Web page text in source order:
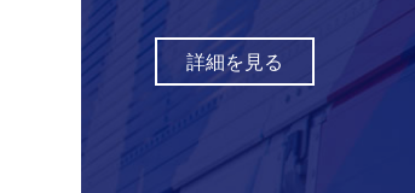
詳細を見る